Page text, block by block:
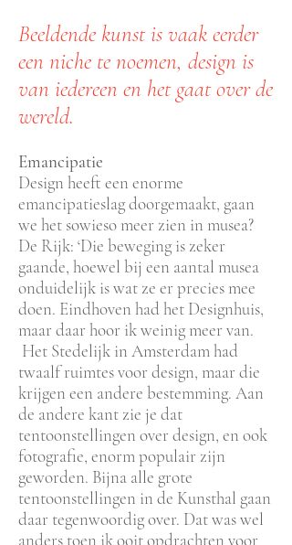
Beeldende kunst is vaak eerder
een niche te noemen, design is
van iedereen en het gaat over de
wereld.
Emancipatie
Design heeft een enorme
emancipatieslag doorgemaakt, gaan
we het sowieso meer zien in musea?
De Rijk: ‘Die beweging is zeker
gaande, hoewel bij een aantal musea
onduidelijk is wat ze er precies mee
doen. Eindhoven had het Designhuis,
maar daar hoor ik weinig meer van.
Het Stedelijk in Amsterdam had
twaalf ruimtes voor design, maar die
krijgen een andere bestemming. Aan
de andere kant zie je dat
tentoonstellingen over design, en ook
fotografie, enorm populair zijn
geworden. Bijna alle grote
tentoonstellingen in de Kunsthal gaan
daar tegenwoordig over. Dat was wel
anders toen ik ooit opdrachten voor